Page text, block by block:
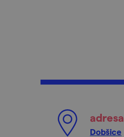
adresa
Dobšice